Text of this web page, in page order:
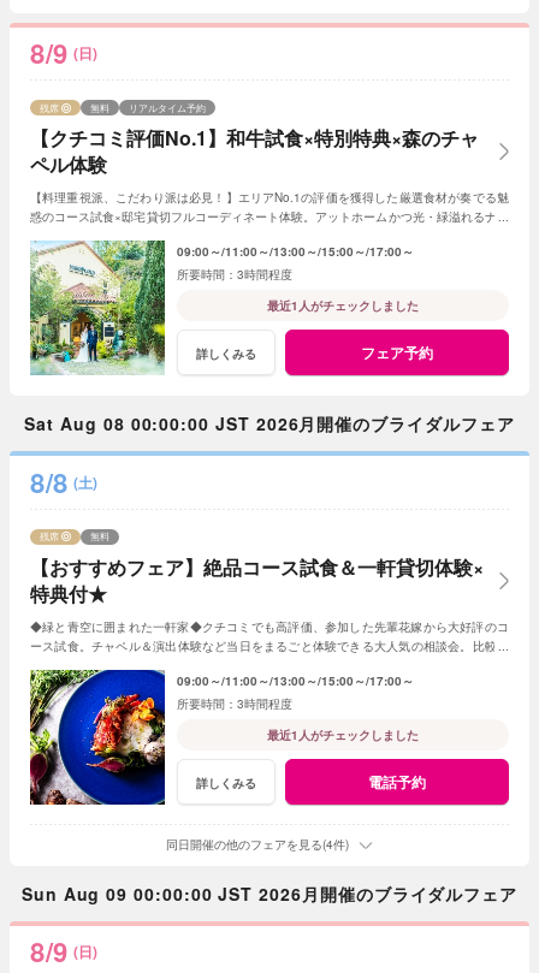
8/9 (日)
【クチコミ評価No.1】和牛試食×特別特典×森のチャ
ペル体験
残席 無料 リアルタイム予約
【料理重視派、こだわり派は必見！】エリアNo.1の評価を獲得した厳選食材が奏でる魅
惑のコース試食×邸宅貸切フルコーディネート体験。アットホームかつ光・緑溢れるナチ
09:00～ 11:00～ 13:00～ 15:00～ 17:00～
3時間程度
最近1人がチェックしました
詳しくみる フェア予約
Sat Aug 08 00:00:00 JST 2026月開催のブライダルフェア
8/8 (土)
【おすすめフェア】絶品コース試食＆一軒貸切体験×
特典付★
残席 無料
◆緑と青空に囲まれた一軒家◆クチコミでも高評価、参加した先輩花嫁から大好評のコ
ース試食。チャペル＆演出体験など当日をまるごと体験できる大人気の相談会。比較用
09:00～ 11:00～ 13:00～ 15:00～ 17:00～
3時間程度
最近1人がチェックしました
詳しくみる 電話予約
同日開催の他のフェアを見る(4件)
Sun Aug 09 00:00:00 JST 2026月開催のブライダルフェア
8/9 (日)